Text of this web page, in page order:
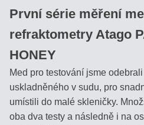
První série měření
refraktometry Atago
HONEY
Med pro testování jsme
uskladněného v sudu, pro
umístili do malé skleničky.
oba dva testy a následně i na
BRIX
INDEX
MOČ,
URINA